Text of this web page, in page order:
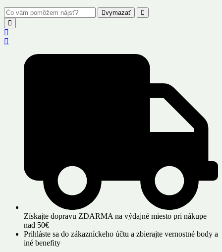
vymazať
Získajte dopravu ZDARMA na výdajné miesto pri nákupe
nad 50€
Prihláste sa do zákazníckeho účtu a zbierajte vernostné body a
iné benefity